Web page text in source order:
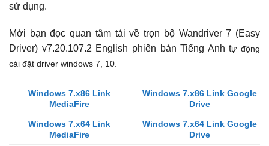
sử dụng.
Mời bạn đọc quan tâm tải về trọn bộ Wandriver 7 (Easy
Driver) v7.20.107.2 English phiên bản Tiếng Anh tự động
cài đặt driver windows 7, 10.
Windows 7.x86 Link
MediaFire
Windows 7.x86 Link Google
Drive
Windows 7.x64 Link
MediaFire
Windows 7.x64 Link Google
Drive